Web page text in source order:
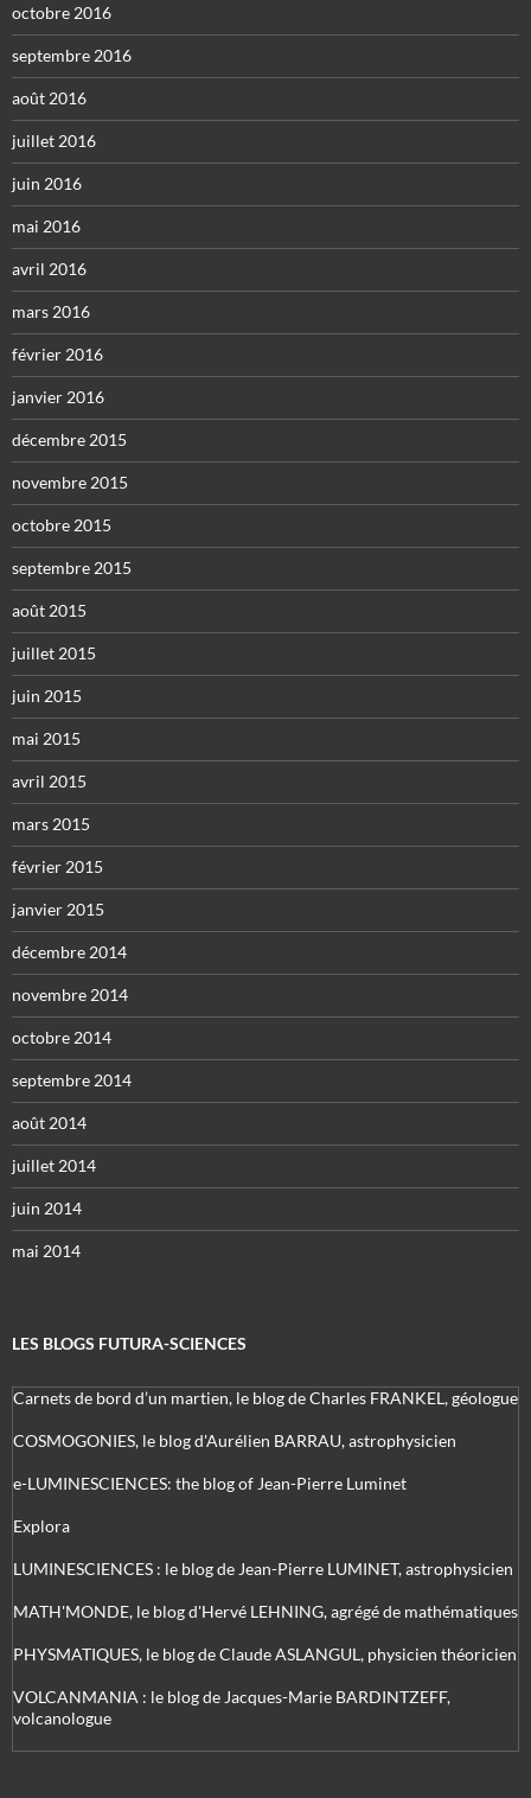
octobre 2016
septembre 2016
août 2016
juillet 2016
juin 2016
mai 2016
avril 2016
mars 2016
février 2016
janvier 2016
décembre 2015
novembre 2015
octobre 2015
septembre 2015
août 2015
juillet 2015
juin 2015
mai 2015
avril 2015
mars 2015
février 2015
janvier 2015
décembre 2014
novembre 2014
octobre 2014
septembre 2014
août 2014
juillet 2014
juin 2014
mai 2014
LES BLOGS FUTURA-SCIENCES
Carnets de bord d’un martien, le blog de Charles FRANKEL, géologue
COSMOGONIES, le blog d'Aurélien BARRAU, astrophysicien
e-LUMINESCIENCES: the blog of Jean-Pierre Luminet
Explora
LUMINESCIENCES : le blog de Jean-Pierre LUMINET, astrophysicien
MATH'MONDE, le blog d'Hervé LEHNING, agrégé de mathématiques
PHYSMATIQUES, le blog de Claude ASLANGUL, physicien théoricien
VOLCANMANIA : le blog de Jacques-Marie BARDINTZEFF,
volcanologue